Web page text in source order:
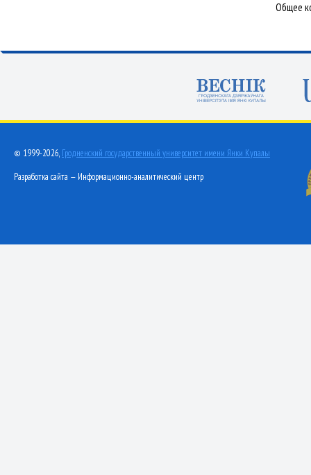
Общее
© 1999-2026, Гродненский государственный университет имени Янки Купалы
Разработка сайта — Информационно-аналитический центр